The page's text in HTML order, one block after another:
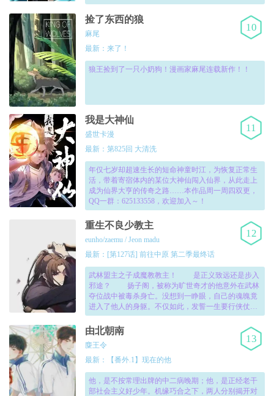
化。！
捡了东西的狼
麻尾
最新：来了！
10
狼王捡到了一只小奶狗！漫画家麻尾连载新作！！
我是大神仙
盛世卡漫
最新：第825回 大清洗
11
年仅七岁却超速生长的短命神童时江，为恢复正常生
活，带着寄宿体内的某位大神仙闯入仙界，从此走上
成为仙界大亨的传奇之路……本作品周一周四双更，
QQ一群：625133558，欢迎加入～！
重生不良少教主
eunho/zaemu / Jeon madu
最新：[第127话] 前往中原 第二季最终话
12
武林盟主之子成魔教教主！ 是正义致远还是步入
邪途？ 扬子阁，被称为旷世奇才的他意外在武林
夺位战中被毒杀身亡。没想到一睁眼，自己的魂魄竟
进入了他人的身躯。不仅如此，发誓一生要行侠仗义
的他居然入住了魔教之地，学的武功也是魔教神功，
而且他自己变成了一个贪图女色，无恶不作的魔教少
教主?!为什么偏偏要重生为魔教之人?!！
由北朝南
麋王令
最新：【番外.1】现在的他
13
他，是不按常理出牌的中二病晚期；他，是正经老干
部社会主义好少年。机缘巧合之下，两人分别揭开对